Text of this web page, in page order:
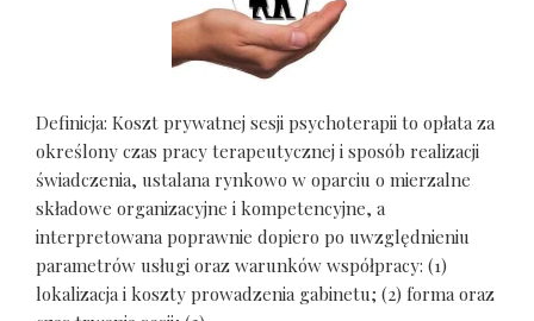
Definicja: Koszt prywatnej sesji psychoterapii to opłata za
określony czas pracy terapeutycznej i sposób realizacji
świadczenia, ustalana rynkowo w oparciu o mierzalne
składowe organizacyjne i kompetencyjne, a
interpretowana poprawnie dopiero po uwzględnieniu
parametrów usługi oraz warunków współpracy: (1)
lokalizacja i koszty prowadzenia gabinetu; (2) forma oraz